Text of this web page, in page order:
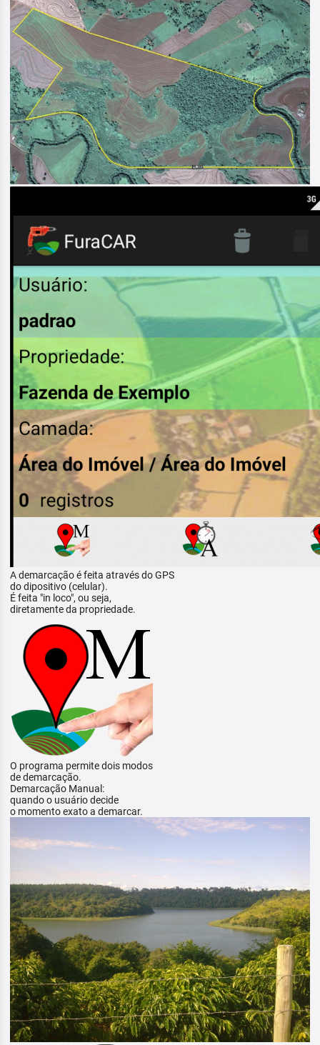
A demarcação é feita através do GPS
do dipositivo (celular).
É feita "in loco", ou seja,
diretamente da propriedade.
O programa permite dois modos
de demarcação.
Demarcação Manual:
quando o usuário decide
o momento exato a demarcar.